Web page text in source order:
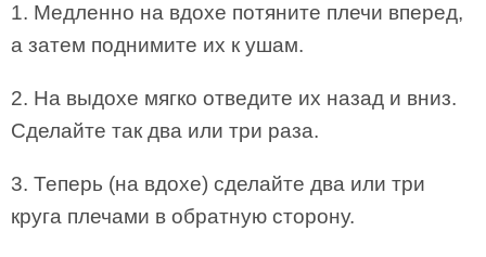
1. Медленно на вдохе потяните плечи вперед,
а затем поднимите их к ушам.
2. На выдохе мягко отведите их назад и вниз.
Сделайте так два или три раза.
3. Теперь (на вдохе) сделайте два или три
круга плечами в обратную сторону.